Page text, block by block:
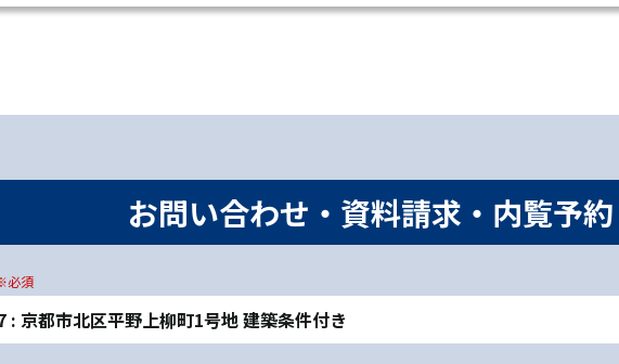
お問い合わせ・資料請求・内覧予約
必須
: 京都市北区平野上柳町1号地 建築条件付き